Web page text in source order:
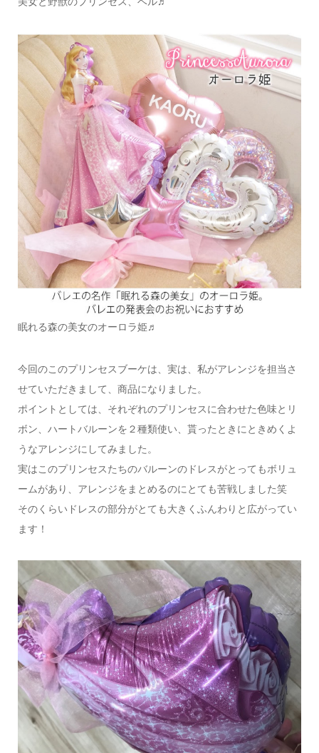
眠れる森の美女のオーロラ姫♬
今回のこのプリンセスブーケは、実は、私がアレンジを担当さ
せていただきまして、商品になりました。
ポイントとしては、それぞれのプリンセスに合わせた色味とリ
ボン、ハートバルーンを２種類使い、貰ったときにときめくよ
うなアレンジにしてみました。
実はこのプリンセスたちのバルーンのドレスがとってもボリュ
ームがあり、アレンジをまとめるのにとても苦戦しました笑
そのくらいドレスの部分がとても大きくふんわりと広がってい
ます！